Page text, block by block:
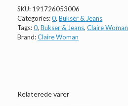
SKU: 191726053006
Categories:0, Bukser & Jeans
Tags:0, Bukser & Jeans, Claire Woman
Brand:Claire Woman
Relaterede varer